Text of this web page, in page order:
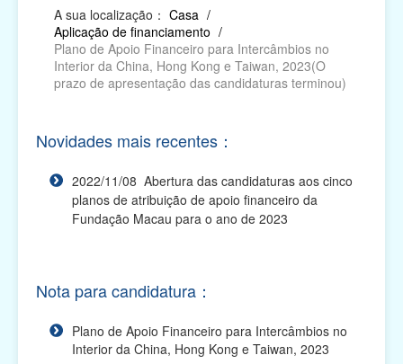
Relatório das Actividades Subsidiadas, Pedido
de Declaração, Pedido de Autorização para
Alterações e...
Impresso electrónico para requerer os apoios
Plano de Apoio Financeiro para Oferta de Cabazes,
Plano de Apoio Financeiro para Despesas de
Funcionamento de Associações, 2027
Plano de Apoio Financeiro para Intercâmbios, 2027
Plano de Apoio Financeiro para Actividades
A sua localização： Casa /
Aplicação de financiamento /
Plano de Apoio Financeiro para Intercâmbios no
Interior da China, Hong Kong e Taiwan, 2023(O
prazo de apresentação das candidaturas terminou)
Novidades mais recentes：
2022/11/08 Abertura das candidaturas aos cinco
planos de atribuição de apoio financeiro da
Fundação Macau para o ano de 2023
Nota para candidatura：
Plano de Apoio Financeiro para Intercâmbios no
Interior da China, Hong Kong e Taiwan, 2023